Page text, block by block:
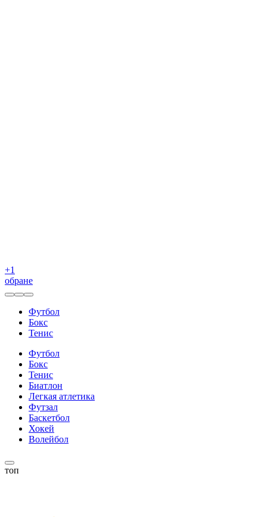
+1
обране
Футбол
Бокс
Тенис
Футбол
Бокс
Тенис
Биатлон
Легкая атлетика
Футзал
Баскетбол
Хокей
Волейбол
топ